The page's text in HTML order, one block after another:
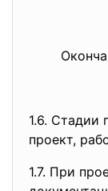
1.6. Стадии
проект,
1.7. При